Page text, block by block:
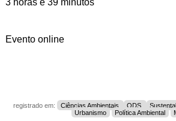
Evento online
registrado em: Ciências Ambientais ODS
Urbanismo
Política Ambiental